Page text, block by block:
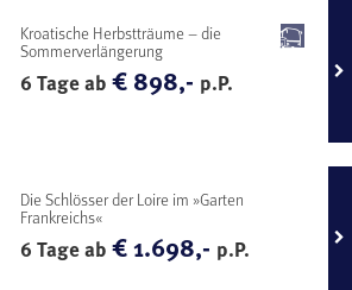
Kroatische Herbstträume – die
Sommerverlängerung
6 Tage ab€ 898,- p.P.
Die Schlösser der Loire im »Garten
Frankreichs«
6 Tage ab€ 1.698,- p.P.